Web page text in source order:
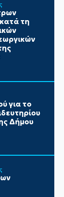
τη
για το
Δήμου